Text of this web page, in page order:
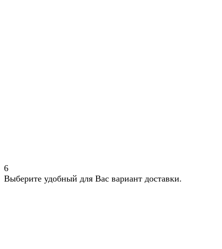
6
Выберите удобный для Вас вариант доставки.